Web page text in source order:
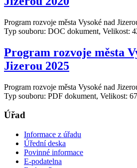
Program rozvoje města Vysoké nad
Typ souboru: DOC dokument, Velikost:
Program rozvoje města
Jizerou 2025
Program rozvoje města Vysoké nad
Typ souboru: PDF dokument, Velikost:
Úřad
Informace z úřadu
Úřední deska
Povinné informace
E-podatelna